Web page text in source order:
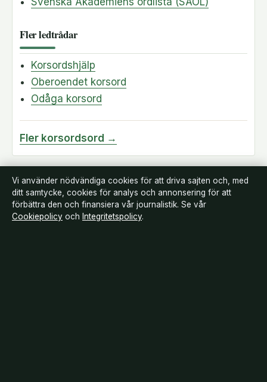
Fler ledtrådar
Korsordshjälp
Oberoendet korsord
Odåga korsord
Fler korsordsord →
Landsortstidningen
Vi använder nödvändiga cookies för att driva sajten och, med
ditt samtycke, cookies för analys och annonsering för att
förbättra den och finansiera vår journalistik. Se vår
Cookiepolicy och Integritetspolicy.